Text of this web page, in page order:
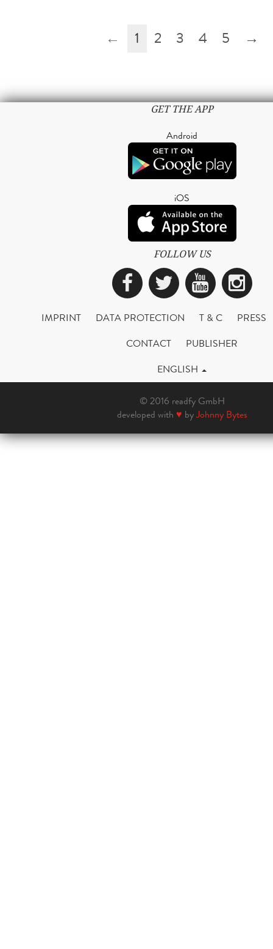
← 1 2 3 4 5 →
GET THE APP
Android
iOS
FOLLOW US
Facebook
Twitter
IMPRINT DATA PROTECTION T & C
PRESS
CONTACT
PUBLISHER
ENGLISH
© 2016 readfy GmbH
developed with ♥ byJohnny Bytes